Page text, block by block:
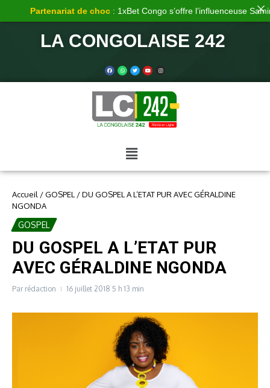
LA CONGOLAISE 242
Accueil /GOSPEL /DU GOSPEL A L’ETAT PUR AVEC GÉRALDINE
NGONDA
GOSPEL
DU GOSPEL A L’ETAT PUR
AVEC GÉRALDINE NGONDA
Par rédaction 16 juillet 2018 5 h 13 min
Partenariat de choc : 1xBet Congo s’offre l’influenceuse